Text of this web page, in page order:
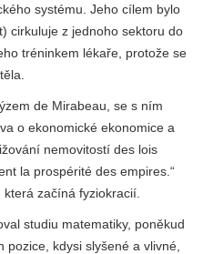
systému. Jeho cílem bylo
cirkuluje z jednoho sektoru do
tréninkem lékaře, protože se
de Mirabeau, se s ním
o ekonomické ekonomice a
nemovitostí des lois
la prospérité des empires.“
začíná fyziokracií.
studiu matematiky, poněkud
kdysi slyšené a vlivné,